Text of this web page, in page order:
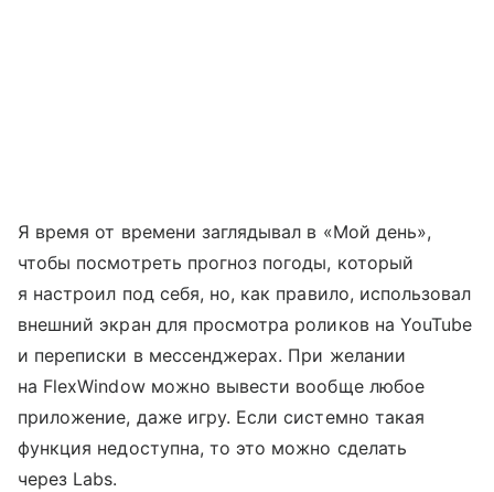
Я время от времени заглядывал в «Мой день»,
чтобы посмотреть прогноз погоды, который
я настроил под себя, но, как правило, использовал
внешний экран для просмотра роликов на YouTube
и переписки в мессенджерах. При желании
на FlexWindow можно вывести вообще любое
приложение, даже игру. Если системно такая
функция недоступна, то это можно сделать
через Labs.